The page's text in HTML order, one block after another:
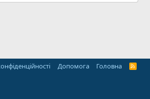
Дoпoмoга Головна
R